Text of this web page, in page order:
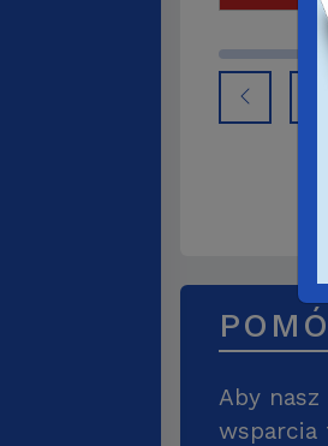
Aby
wsparcia